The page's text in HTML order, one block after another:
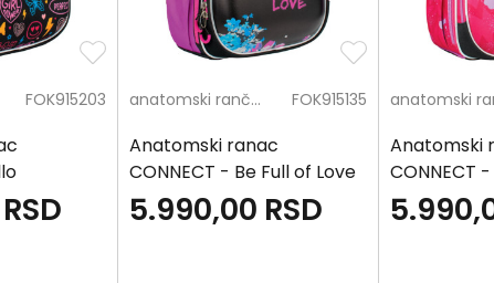
FOK915203
RSD
anatomski rančevi FOK915135
Anatomski ranac
CONNECT - Be Full of Love
5.990,00 RSD
Anatomski
CONNECT
Girl